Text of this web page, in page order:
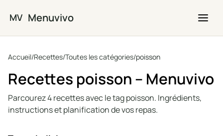
MV Menuvivo
Accueil/Recettes/Toutes les catégories/poisson
Recettes poisson – Menuvivo
Parcourez 4 recettes avec le tag poisson. Ingrédients,
instructions et planification de vos repas.